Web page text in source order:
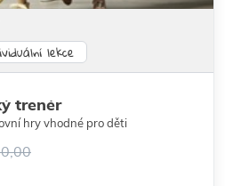
lekce
trenér
hry vhodné pro děti